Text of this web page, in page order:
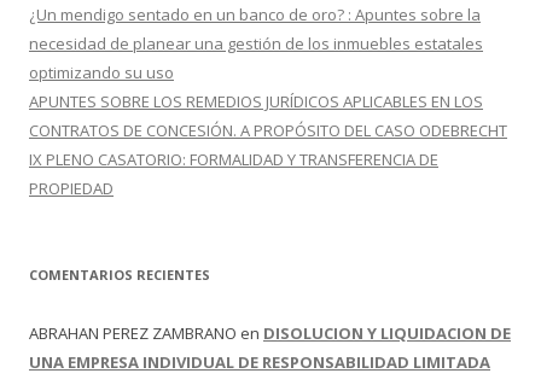
¿Un mendigo sentado en un banco de oro? : Apuntes sobre la
necesidad de planear una gestión de los inmuebles estatales
optimizando su uso
APUNTES SOBRE LOS REMEDIOS JURÍDICOS APLICABLES EN LOS
CONTRATOS DE CONCESIÓN. A PROPÓSITO DEL CASO ODEBRECHT
IX PLENO CASATORIO: FORMALIDAD Y TRANSFERENCIA DE
PROPIEDAD
COMENTARIOS RECIENTES
ABRAHAN PEREZ ZAMBRANO en DISOLUCION Y LIQUIDACION DE
UNA EMPRESA INDIVIDUAL DE RESPONSABILIDAD LIMITADA